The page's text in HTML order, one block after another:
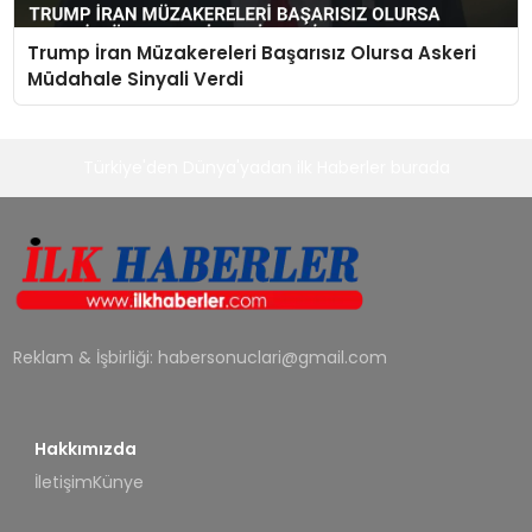
Trump İran Müzakereleri Başarısız Olursa Askeri
Müdahale Sinyali Verdi
Reklam & İşbirliği: habersonuclari@gmail.com
Hakkımızda
İletişimKünye